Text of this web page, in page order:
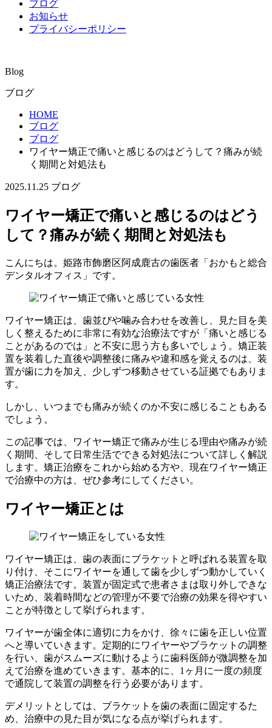
ブログ
お知らせ
プライバシーポリシー
Blog
ブログ
HOME
ブログ
ブログ
ワイヤー矯正で痛いと感じるのはどうして？痛みが続
く期間と対処法も
2025.11.25 ブログ
ワイヤー矯正で痛いと感じるのはどう
して？痛みが続く期間と対処法も
こんにちは。姫路市飾磨区阿成鹿古の歯医者「おかもと総合
デンタルオフィス」です。
ワイヤー矯正は、歯並びや噛み合わせを改善し、見た目を美
しく整えるために非常に有効な治療法ですが「痛いと感じる
ことがあるのでは」と不安に思う方も多いでしょう。矯正装
置を装着した直後や調整後に痛みや違和感を覚えるのは、装
置が歯に力を加え、少しずつ移動させている証拠でもありま
す。
しかし、いつまでも痛みが続くのか不安に感じることもある
でしょう。
この記事では、ワイヤー矯正で痛みが生じる理由や痛みが続
く期間、そして日常生活でできる対処法について詳しく解説
します。矯正治療をこれから始める方や、現在ワイヤー矯正
で治療中の方は、ぜひ参考にしてください。
ワイヤー矯正とは
ワイヤー矯正は、歯の表面にブラケットと呼ばれる装置を取
り付け、そこにワイヤーを通して歯を少しずつ動かしていく
矯正治療法です。装置が固定式で患者さまは取り外しできな
いため、装着時間などの管理が不要で治療の効果を得やすい
ことが特徴として挙げられます。
ワイヤーが歯全体に適切に力をかけ、徐々に歯を正しい位置
へと導いていきます。定期的にワイヤーやブラケットの調整
を行い、歯がスムーズに動けるように歯科医師が微調整を加
えて治療を進めていきます。基本的に、1ヶ月に一度の頻度
で通院して装置の調整を行う必要があります。
デメリットとしては、ブラケットを歯の表面に固定するた
め、治療中の見た目が気になる点が挙げられます。